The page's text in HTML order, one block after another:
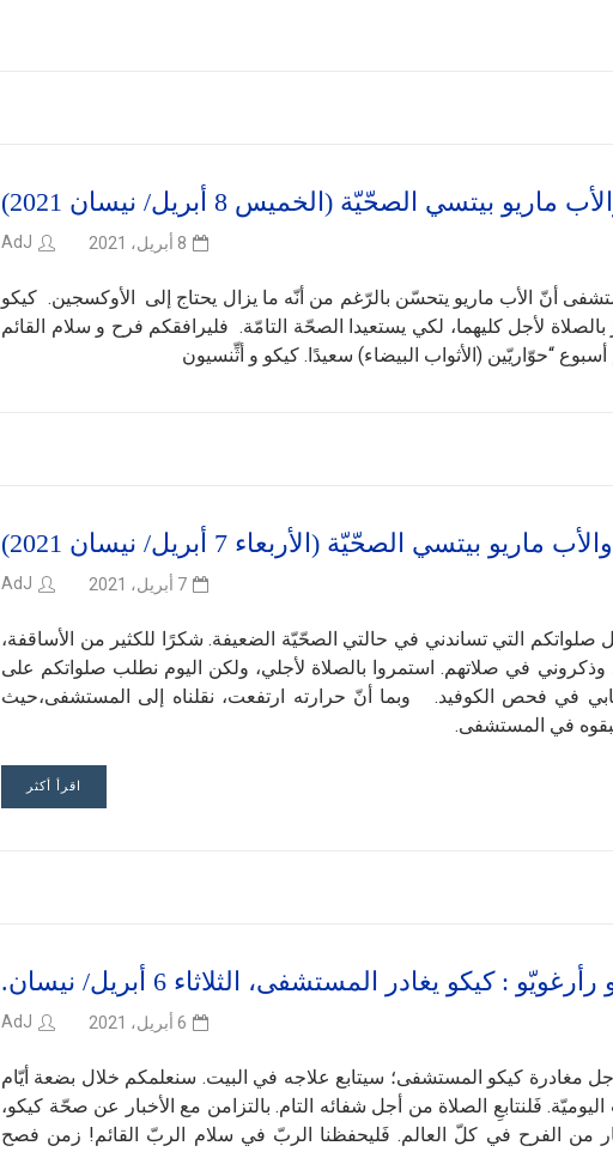
بيتسي الصحّيّة (الخميس 8 أبريل/ نيسان 2021)
8 أبريل، 2021 AdJ
أنّ الأب ماريو يتحسّن بالرّغم من أنّه ما يزال يحتاج إلى الأوكسجين. كيكو
لأجل كليهما، لكي يستعيدا الصحّة التامّة. فليرافقكم فرح و سلام القائم
“حوّاريّين (الأثواب البيضاء) سعيدًا. كيكو و أثِّنسيون
بيتسي الصحّيّة (الأربعاء 7 أبريل/ نيسان 2021)
7 أبريل، 2021 AdJ
صلواتكم التي تساندني في حالتي الصحّيّة الضعيفة. شكرًا للكثير من الأساقفة،
وذكروني في صلاتهم. استمروا بالصلاة لأجلي، ولكن اليوم نطلب صلواتكم على
في فحص الكوفيد. وبما أنّ حرارته ارتفعت، نقلناه إلى المستشفى،حيث
في المستشفى.
اقرأ أكثر
: كيكو يغادر المستشفى، الثلاثاء 6 أبريل/ نيسان.
6 أبريل، 2021 AdJ
مغادرة كيكو المستشفى؛ سيتابع علاجه في البيت. سنعلمكم خلال بضعة أيّام
فَلنتابعِ الصلاة من أجل شفائه التام. بالتزامن مع الأخبار عن صحّة كيكو،
من الفرح في كلّ العالم. فَليحفظنا الربّ في سلام الربّ القائم! زمن فصح